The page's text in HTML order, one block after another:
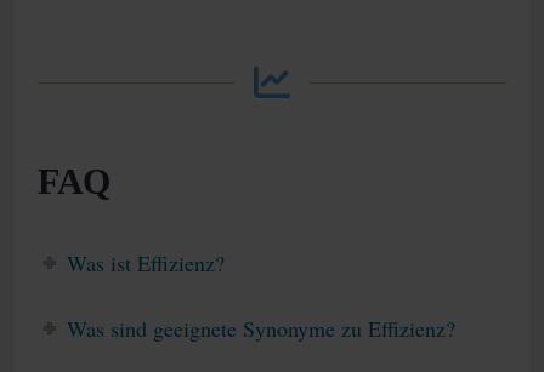
FAQ
Was ist Effizienz?
Was sind geeignete Synonyme zu Effizienz?